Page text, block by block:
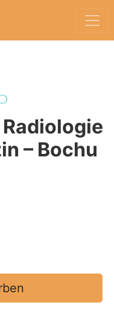
– Bochu